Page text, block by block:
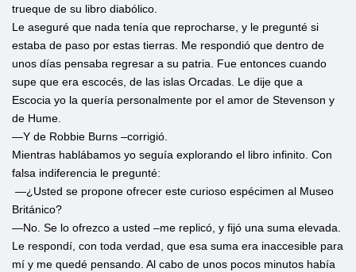
trueque de su libro diabólico.
Le aseguré que nada tenía que reprocharse, y le pregunté si
estaba de paso por estas tierras. Me respondió que dentro de
unos días pensaba regresar a su patria. Fue entonces cuando
supe que era escocés, de las islas Orcadas. Le dije que a
Escocia yo la quería personalmente por el amor de Stevenson y
de Hume.
—Y de Robbie Burns –corrigió.
Mientras hablábamos yo seguía explorando el libro infinito. Con
falsa indiferencia le pregunté:
—¿Usted se propone ofrecer este curioso espécimen al Museo
Británico?
—No. Se lo ofrezco a usted –me replicó, y fijó una suma elevada.
Le respondí, con toda verdad, que esa suma era inaccesible para
mí y me quedé pensando. Al cabo de unos pocos minutos había